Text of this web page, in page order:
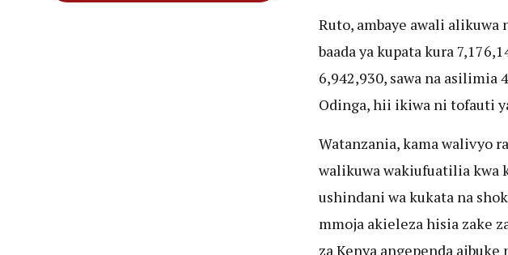
Ruto, ambaye awali alikuwa
baada ya kupata kura
6,942,930, sawa na asilimia
Odinga, hii ikiwa ni tofauti
Watanzania, kama walivyo
walikuwa wakiufuatilia kwa
ushindani wa kukata na
mmoja akieleza hisia zake
za Kenya angependa aibuke